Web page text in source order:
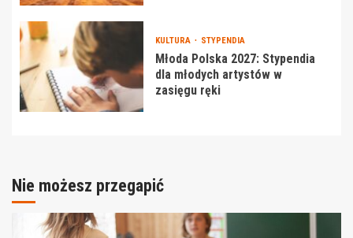
KULTURA STYPENDIA
Młoda Polska 2027: Stypendia
dla młodych artystów w
zasięgu ręki
Nie możesz przegapić